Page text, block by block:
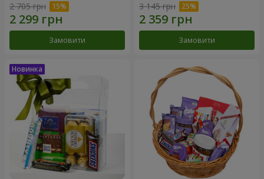
2 705 грн
Замовити
3 145 грн
Замовити